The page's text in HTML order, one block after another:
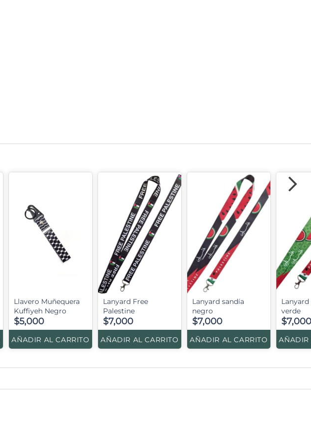
Llavero Muñequera
Kuffiyeh Negro
$5,000
AÑADIR AL CARRITO
Lanyard Free
Palestine
$7,000
AÑADIR AL CARRITO
Lanyard sandía
negro
$7,000
AÑADIR AL CARRITO
Lanyard
verde
$7,000
AÑADIR